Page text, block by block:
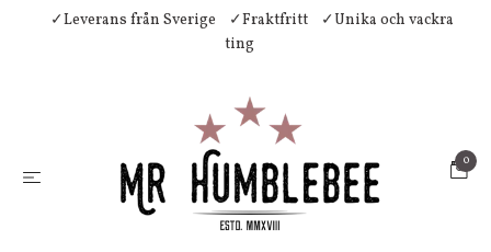
✓Leverans från Sverige ✓Fraktfritt
✓Unika och vackra
ting
0